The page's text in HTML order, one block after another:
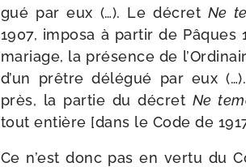
gué par eux (…). Le décret Ne
1907, impo­sa à par­tir de
mariage, la pré­sence de
d’un prêtre délé­gué par eux
près, la par­tie du décret Ne
tout entière [dans le Code de
Ce n’est donc pas en ver­tu du